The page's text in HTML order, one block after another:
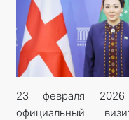
23 февраля 2026
официальный